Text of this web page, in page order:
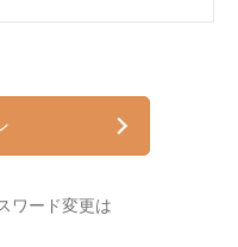
ワード変更は